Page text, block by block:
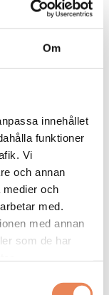
Om
innehållet
funktioner
Vi
och annan
medier och
med.
med annan
som de har
är